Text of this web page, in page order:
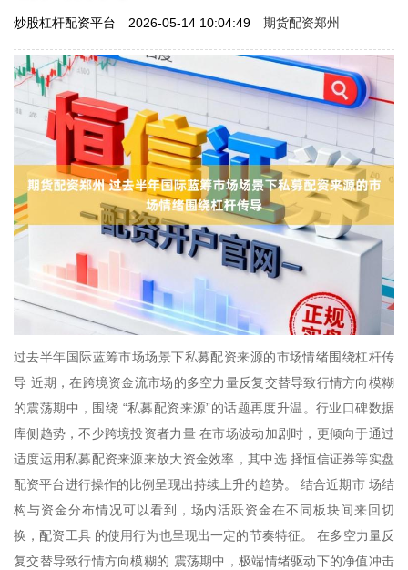
炒股杠杆配资平台 2026-05-14 10:04:49 期货配资郑州
过去半年国际蓝筹市场场景下私募配资来源的市场情绪围绕杠杆传
导 近期，在跨境资金流市场的多空力量反复交替导致行情方向模糊
的震荡期中，围绕 “私募配资来源”的话题再度升温。行业口碑数据
库侧趋势，不少跨境投资者力量 在市场波动加剧时，更倾向于通过
适度运用私募配资来源来放大资金效率，其中选 择恒信证券等实盘
配资平台进行操作的比例呈现出持续上升的趋势。 结合近期市 场结
构与资金分布情况可以看到，场内活跃资金在不同板块间来回切
换，配资工具 的使用行为也呈现出一定的节奏特征。 在多空力量反
复交替导致行情方向模糊的 震荡期中，极端情绪驱动下的净值冲击